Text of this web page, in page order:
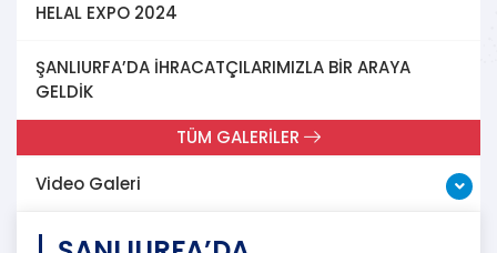
HELAL EXPO 2024
ŞANLIURFA’DA İHRACATÇILARIMIZLA BİR ARAYA
GELDİK
TÜM GALERİLER
Video Galeri